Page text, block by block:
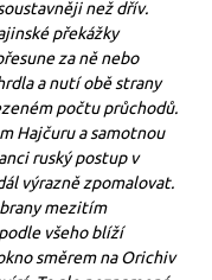
než dřív.
překážky
za ně nebo
a nutí obě strany
počtu průchodů.
Hajčuru a samotnou
ruský postup v
výrazně zpomalovat.
mezitím
všeho blíží
směrem na Orichiv